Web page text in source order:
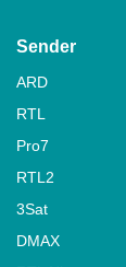
Sender
ARD
RTL
Pro7
RTL2
3Sat
DMAX